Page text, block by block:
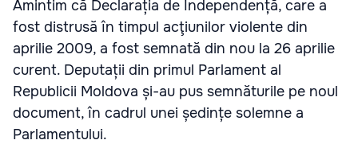
Amintim că Declarația de Independență, care a
fost distrusă în timpul acţiunilor violente din
aprilie 2009, a fost semnată din nou la 26 aprilie
curent. Deputații din primul Parlament al
Republicii Moldova și-au pus semnăturile pe noul
document, în cadrul unei ședințe solemne a
Parlamentului.